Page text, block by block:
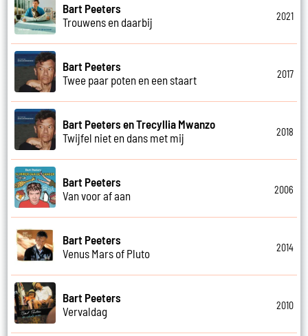
Bart Peeters
Trouwens en daarbij
2021
Bart Peeters
Twee paar poten en een staart
2017
Bart Peeters en Trecyllia Mwanzo
Twijfel niet en dans met mij
2018
Bart Peeters
Van voor af aan
2006
Bart Peeters
Venus Mars of Pluto
2014
Bart Peeters
Vervaldag
2010